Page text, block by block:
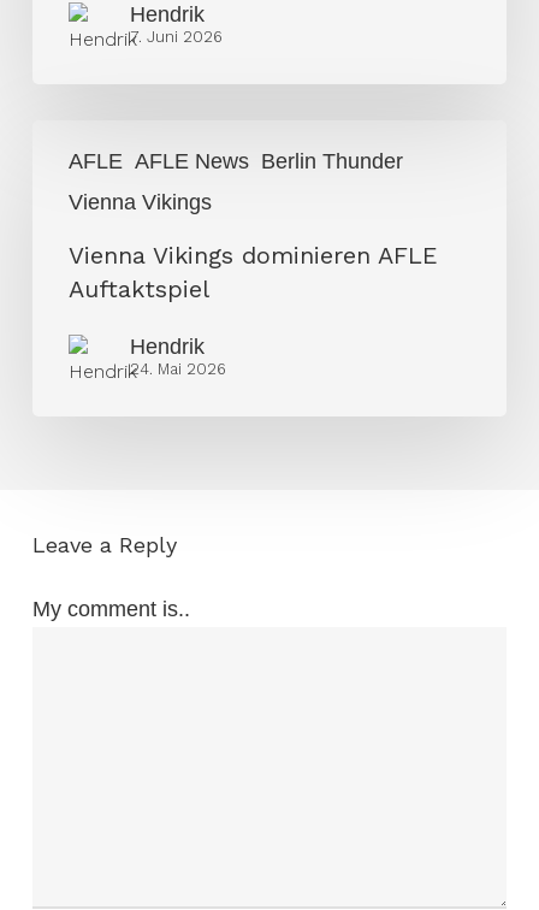
Firenze
Hendrik
7. Juni 2026
AFLE AFLE News Berlin Thunder
Vienna Vikings
Vikings
dominieren
Auftaktspiel
Vienna Vikings dominieren AFLE
Auftaktspiel
Hendrik
24. Mai 2026
Leave a Reply
My comment is..